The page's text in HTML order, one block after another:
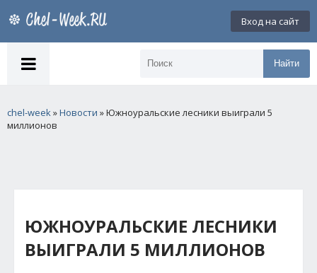
Вход на сайт
Найти
chel-week»Новости » Южноуральские лесники выиграли 5
миллионов
ЮЖНОУРАЛЬСКИЕ ЛЕСНИКИ
ВЫИГРАЛИ 5 МИЛЛИОНОВ